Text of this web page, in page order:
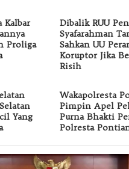
Kalbar
Proliga
Dibalik RUU
Syafarahman
Sahkan UU
Koruptor Jika
Risih
Yang
Wakapolresta
Pimpin Apel
Purna Bhakti
Polresta